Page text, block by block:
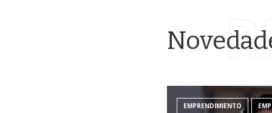
EMPRENDIMIENTO